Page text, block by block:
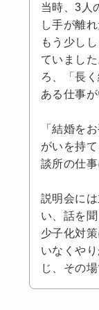
当時、3人
し手が離
もう少し
ていまし
ろ、「長
ある仕事が
「結婚を
がいを持
談所の仕事
説明会に
い、話を
少子化対
いなくや
じ、その